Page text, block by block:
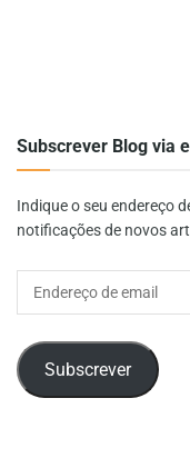
Subscrever Blog via
Indique o seu endereço
notificações de novos
Subscrever